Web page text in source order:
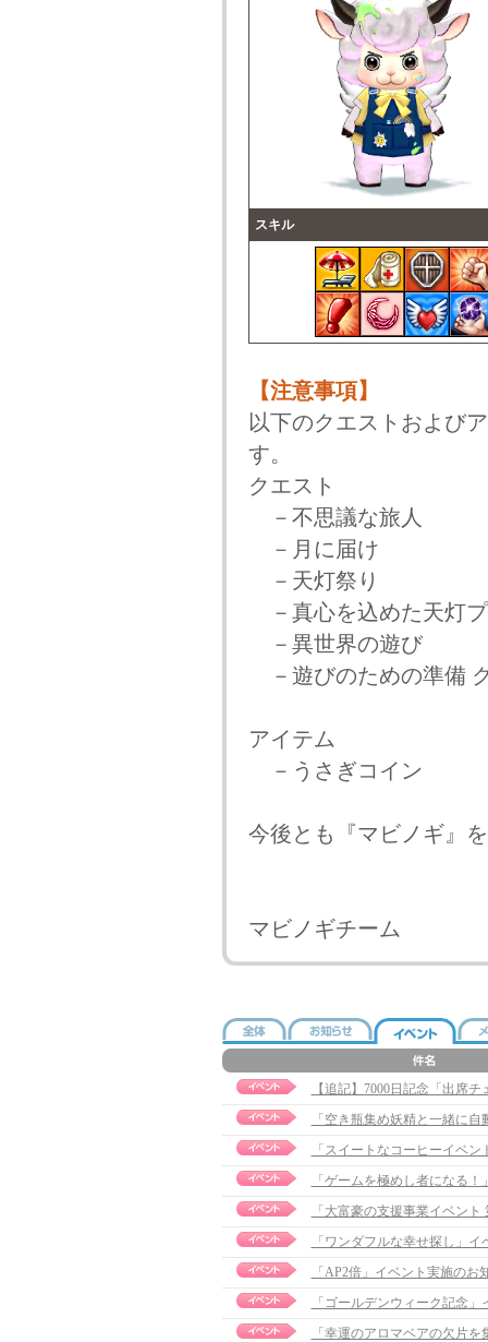
スキル
【注意事項】
以下のクエストおよび
す。
クエスト
－不思議な旅人
－月に届け
－天灯祭り
－真心を込めた天灯
－異世界の遊び
－遊びのための準備
アイテム
－うさぎコイン
今後とも『マビノギ』
マビノギチーム
【追記】7000日記念「出席
「空き瓶集め妖精と一緒に
「スイートなコーヒーイベ
「ゲームを極めし者になる
「大富豪の支援事業イベン
「ワンダフルな幸せ探し」
「AP2倍」イベント実施のお
「ゴールデンウィーク記念
「幸運のアロマベアの欠片